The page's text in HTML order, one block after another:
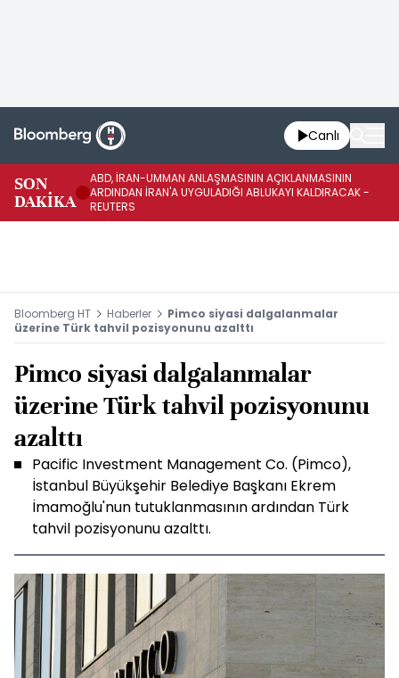
Canlı
SON
DAKİKA
ABD, İRAN-UMMAN ANLAŞMASININ AÇIKLANMASININ
ARDINDAN İRAN'A UYGULADIĞI ABLUKAYI KALDIRACAK -
REUTERS
Bloomberg HT Haberler
Pimco siyasi dalgalanmalar
üzerine Türk tahvil pozisyonunu azalttı
Pimco siyasi dalgalanmalar
üzerine Türk tahvil pozisyonunu
azalttı
Pacific Investment Management Co. (Pimco),
İstanbul Büyükşehir Belediye Başkanı Ekrem
İmamoğlu'nun tutuklanmasının ardından Türk
tahvil pozisyonunu azalttı.